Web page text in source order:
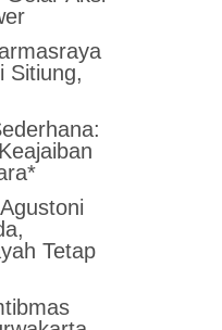
Sitiung,
Tetap